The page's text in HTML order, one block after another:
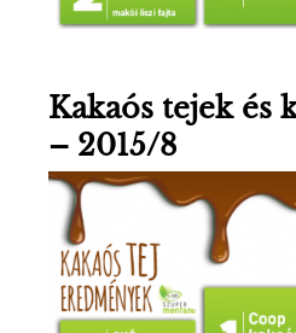
Kakaós tejek és
– 2015/8